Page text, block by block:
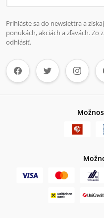
Prihláste sa do newslettra a
ponukách, akciách a zľavách. Zo
odhlásiť.